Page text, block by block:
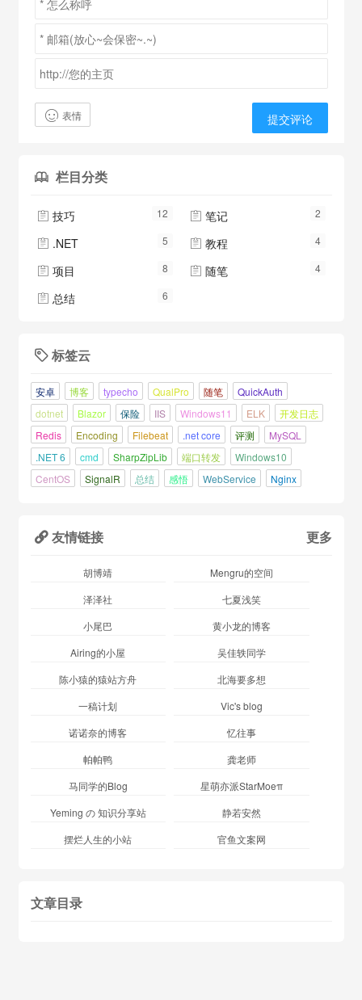
表情 提交评论
 栏目分类
 技巧 12  笔记 2
 .NET 5  教程 4
 项目 8  随笔 4
 总结 6
 标签云
安卓 博客 typecho QualPro 随笔
QuickAuth
dotnet
Blazor 保险 IIS Windows11 ELK
开发日志
Redis
Encoding Filebeat .net core 评测
MySQL
.NET 6
cmd SharpZipLib 端口转发
Windows10
CentOS
SignalR 总结 感悟 WebService Nginx
 友情链接 更多
胡博靖
Mengru的空间
泽泽社
七夏浅笑
小尾巴
黄小龙的博客
Airing的小屋
吴佳轶同学
陈小猿的猿站方舟
北海要多想
一稿计划
Vic's blog
诺诺奈的博客
忆往事
帕帕鸭
龚老师
马同学的Blog
星萌亦派StarMoeπ
Yeming の 知识分享站
静若安然
摆烂人生的小站
官鱼文案网
文章目录